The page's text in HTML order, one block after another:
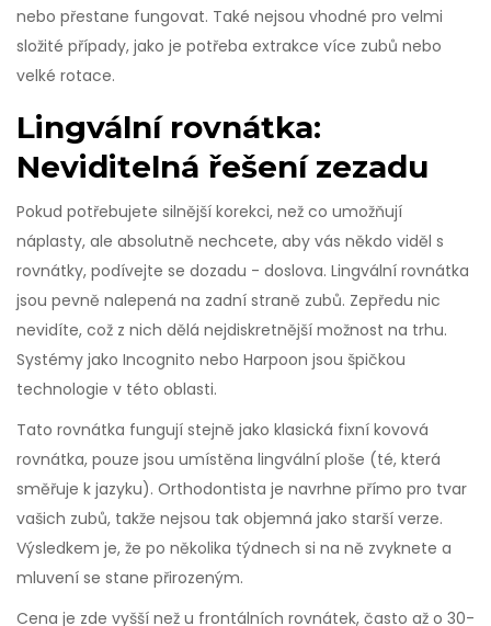
nebo přestane fungovat. Také nejsou vhodné pro velmi
složité případy, jako je potřeba extrakce více zubů nebo
velké rotace.
Lingvální rovnátka:
Neviditelná řešení zezadu
Pokud potřebujete silnější korekci, než co umožňují
náplasty, ale absolutně nechcete, aby vás někdo viděl s
rovnátky, podívejte se dozadu - doslova. Lingvální rovnátka
jsou pevně nalepená na zadní straně zubů. Zepředu nic
nevidíte, což z nich dělá nejdiskretnější možnost na trhu.
Systémy jako Incognito nebo Harpoon jsou špičkou
technologie v této oblasti.
Tato rovnátka fungují stejně jako klasická fixní kovová
rovnátka, pouze jsou umístěna lingvální ploše (té, která
směřuje k jazyku). Orthodontista je navrhne přímo pro tvar
vašich zubů, takže nejsou tak objemná jako starší verze.
Výsledkem je, že po několika týdnech si na ně zvyknete a
mluvení se stane přirozeným.
Cena je zde vyšší než u frontálních rovnátek, často až o 30-